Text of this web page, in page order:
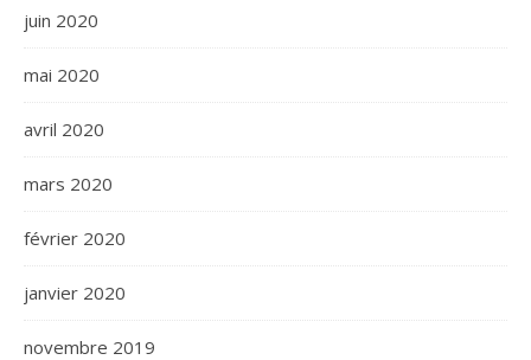
juin 2020
mai 2020
avril 2020
mars 2020
février 2020
janvier 2020
novembre 2019